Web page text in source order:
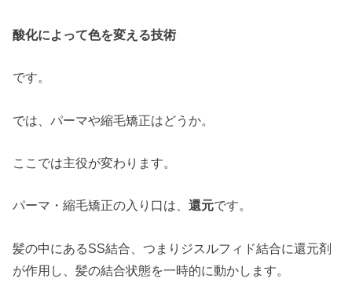
酸化によって色を変える技術
です。
では、パーマや縮毛矯正はどうか。
ここでは主役が変わります。
パーマ・縮毛矯正の入り口は、還元です。
髪の中にあるSS結合、つまりジスルフィド結合に還元剤
が作用し、髪の結合状態を一時的に動かします。